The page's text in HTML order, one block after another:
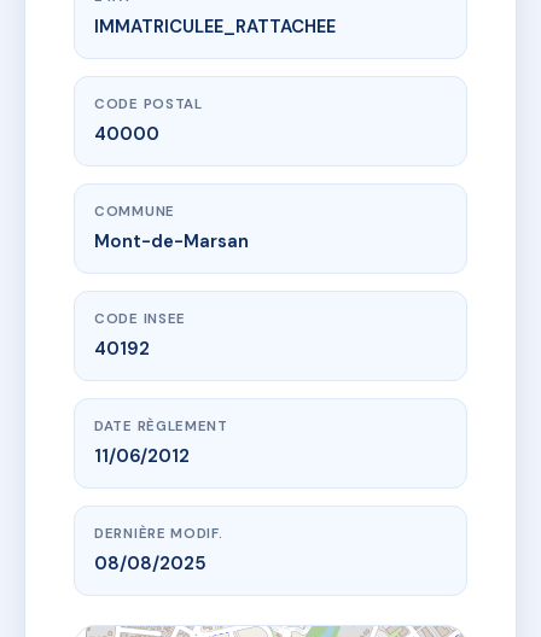
www.vme.plus/AC7698020
VILLA DES REMPARTS
1 r victor hugo40000 Mont-de-Marsan
IMMATRICULEE_RATTACHEE
CODE POSTAL
40000
COMMUNE
Mont-de-Marsan
CODE INSEE
40192
DATE RÈGLEMENT
11/06/2012
DERNIÈRE MODIF.
08/08/2025